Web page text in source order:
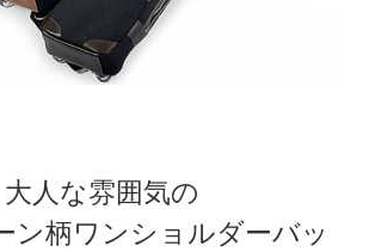
大人な雰囲気の
ン柄ワンショルダーバッ